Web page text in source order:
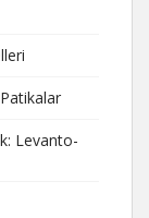
Levanto-